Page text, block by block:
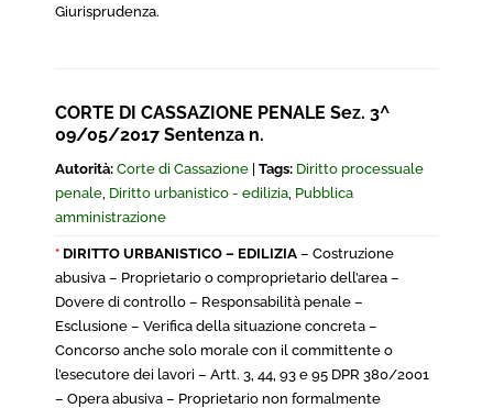
Giurisprudenza.
CORTE DI CASSAZIONE PENALE Sez. 3^
09/05/2017 Sentenza n.
Autorità: Corte di Cassazione Tags: Diritto processuale
penale, Diritto urbanistico - edilizia, Pubblica
amministrazione
* DIRITTO URBANISTICO – EDILIZIA – Costruzione
abusiva – Proprietario o comproprietario dell’area –
Dovere di controllo – Responsabilità penale –
Esclusione – Verifica della situazione concreta –
Concorso anche solo morale con il committente o
l’esecutore dei lavori – Artt. 3, 44, 93 e 95 DPR 380/2001
– Opera abusiva – Proprietario non formalmente